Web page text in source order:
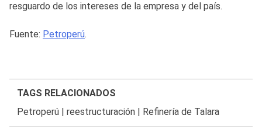
resguardo de los intereses de la empresa y del país.
Fuente: Petroperú.
TAGS RELACIONADOS
Petroperú| reestructuración| Refinería de Talara